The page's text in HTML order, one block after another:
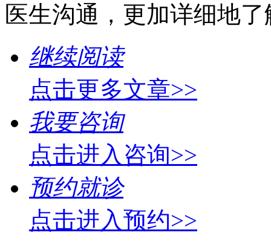
医生沟通，更加详细地
继续阅读
点击更多文章>>
我要咨询
点击进入咨询>>
预约就诊
点击进入预约>>